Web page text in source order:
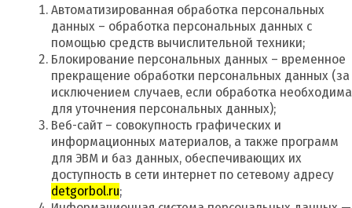
Автоматизированная обработка персональных
данных – обработка персональных данных с
помощью средств вычислительной техники;
Блокирование персональных данных – временное
прекращение обработки персональных данных (за
исключением случаев, если обработка необходима
для уточнения персональных данных);
Веб-сайт – совокупность графических и
информационных материалов, а также программ
для ЭВМ и баз данных, обеспечивающих их
доступность в сети интернет по сетевому адресу
detgorbol.ru;